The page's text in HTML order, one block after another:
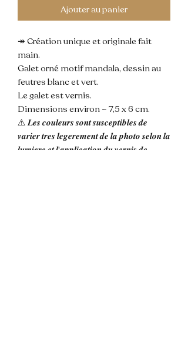
Ajouter au panier
↠ Création unique et originale fait
main.
Galet orné motif mandala, dessin au
feutres blanc et vert.
Le galet est vernis.
Dimensions environ ~ 7,5 x 6 cm.
⚠️ 𝑳𝒆𝒔 𝒄𝒐𝒖𝒍𝒆𝒖𝒓𝒔 𝒔𝒐𝒏𝒕 𝒔𝒖𝒔𝒄𝒆𝒑𝒕𝒊𝒃𝒍𝒆𝒔 𝒅𝒆
𝒗𝒂𝒓𝒊𝒆𝒓 𝒕𝒓𝒆𝒔 𝒍𝒆𝒈𝒆𝒓𝒆𝒎𝒆𝒏𝒕 𝒅𝒆 𝒍𝒂 𝒑𝒉𝒐𝒕𝒐 𝒔𝒆𝒍𝒐𝒏 𝒍𝒂
𝒍𝒖𝒎𝒊𝒆𝒓𝒆 𝒆𝒕 𝒍'𝒂𝒑𝒑𝒍𝒊𝒄𝒂𝒕𝒊𝒐𝒏 𝒅𝒖 𝒗𝒆𝒓𝒏𝒊𝒔 𝒅𝒆